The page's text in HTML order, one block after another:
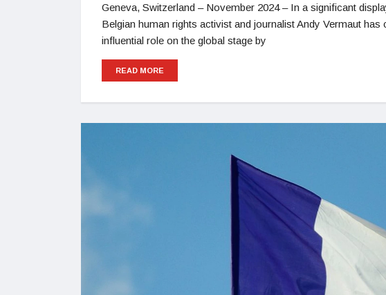
Geneva, Switzerland – November 2024 – In a significant
Belgian human rights activist and journalist Andy Vermaut
influential role on the global stage by
READ MORE